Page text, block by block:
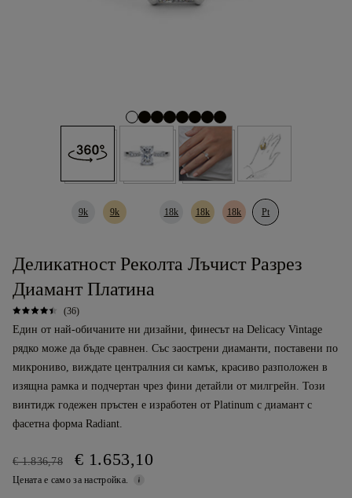
9k 9k 18k 18k 18k Pt
Деликатност Реколта Лъчист Разрез
Диамант Платина
(36)
Един от най-обичаните ни дизайни, финесът на Delicacy Vintage
рядко може да бъде сравнен. Със заострени диаманти, поставени по
микрониво, виждате централния си камък, красиво разположен в
изящна рамка и подчертан чрез фини детайли от милгрейн. Този
винтидж годежен пръстен е изработен от Platinum с диамант с
фасетна форма Radiant.
€ 1.836,78 € 1.653,10
Цената е само за настройка.